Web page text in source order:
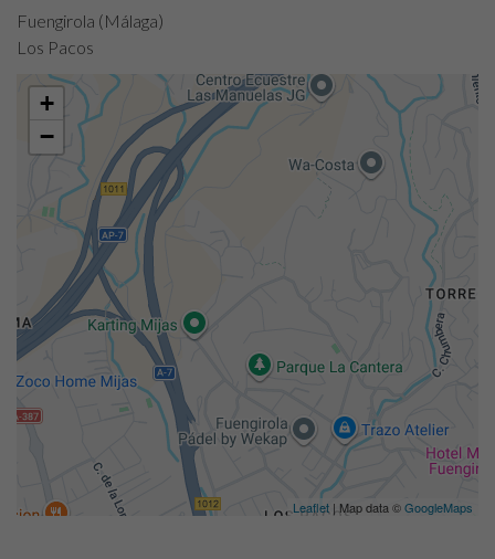
Fuengirola (Málaga)
Los Pacos
+
−
Leaflet | Map data ©GoogleMaps